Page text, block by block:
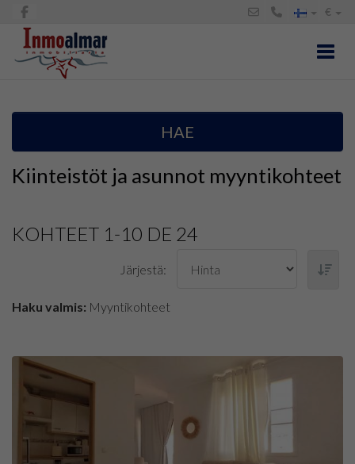
€
HAE
Kiinteistöt ja asunnot myyntikohteet
KOHTEET 1-10 DE 24
Järjestä:
Haku valmis: Myyntikohteet